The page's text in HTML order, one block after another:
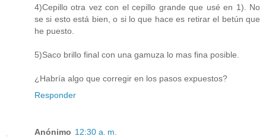
4)Cepillo otra vez con el cepillo grande que usé en 1). No
se si esto está bien, o si lo que hace es retirar el betún que
he puesto.
5)Saco brillo final con una gamuza lo mas fina posible.
¿Habría algo que corregir en los pasos expuestos?
Responder
Anónimo 12:30 a. m.